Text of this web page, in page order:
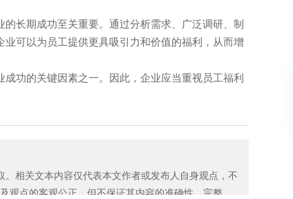
长期成功至关重要。通过分析需求、广泛调研、制
可以为员工提供更具吸引力和价值的福利，从而增
功的关键因素之一。因此，企业应当重视员工福利
关文本内容仅代表本文作者或发布人自身观点，不
观点的客观公正，但不保证其内容的准确性、完整